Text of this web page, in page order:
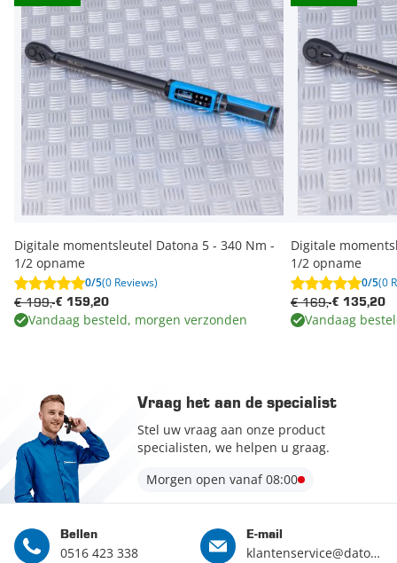
Digitale momentsleutel Datona 5 - 340 Nm -
1/2 opname
0/5(0 Reviews)
€ 159,20
€ 199,-
Vandaag besteld, morgen verzonden
Digitale
1/2 opname
0/5(0
€ 135,20
€ 169,-
Vandaag
Vraag het aan de specialist
Stel uw vraag aan onze product
specialisten, we helpen u graag.
Morgen open vanaf 08:00
Bellen
0516 423 338
E-mail
klantenservice@datona.nl